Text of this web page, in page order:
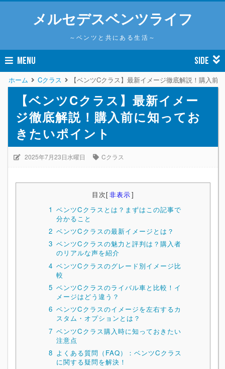
メルセデスベンツライフ
～ベンツと共にある生活～
MENU SIDE
ホーム Cクラス 【ベンツCクラス】最新イメージ徹底解説！購入前
【ベンツCクラス】最新イメー
ジ徹底解説！購入前に知ってお
きたいポイント
2025年7月23日水曜日 Cクラス
目次[非表示]
1 ベンツCクラスとは？まずはこの記事で
分かること
2 ベンツCクラスの最新イメージとは？
3 ベンツCクラスの魅力と評判は？購入者
のリアルな声を紹介
4 ベンツCクラスのグレード別イメージ比
較
5 ベンツCクラスのライバル車と比較！イ
メージはどう違う？
6 ベンツCクラスのイメージを左右するカ
スタム・オプションとは？
7 ベンツCクラス購入時に知っておきたい
注意点
8 よくある質問（FAQ）：ベンツCクラス
に関する疑問を解決！